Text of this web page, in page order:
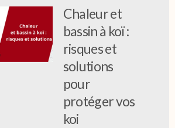
Chaleur et
bassin à koï :
risques et
solutions
pour
protéger vos
koi